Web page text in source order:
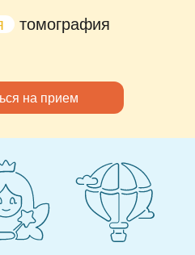
томография
на прием